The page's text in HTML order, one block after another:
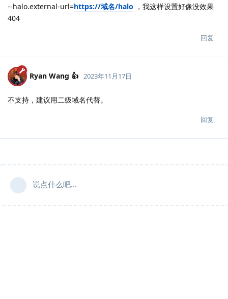
--halo.external-url=https://域名/halo ，我这样设置好像没效果
404
回复
Ryan Wang 👍 2023年11月17日
不支持，建议用二级域名代替。
回复
说点什么吧...